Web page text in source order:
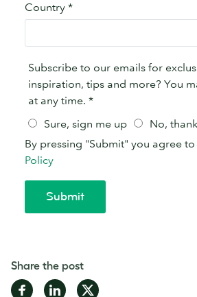
Share the post
Share Share Share